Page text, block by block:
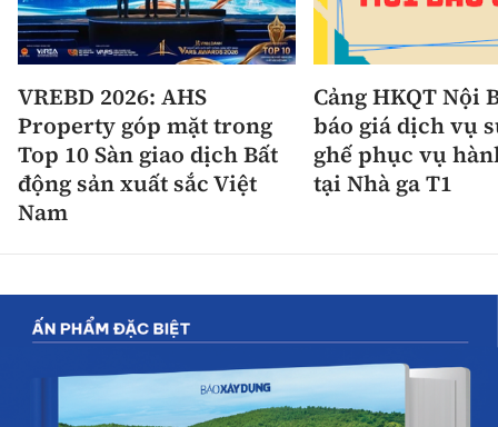
VREBD 2026: AHS
Property góp mặt trong
Top 10 Sàn giao dịch Bất
động sản xuất sắc Việt
Nam
Cảng HKQT Nội
báo giá dịch vụ
ghế phục vụ
tại Nhà ga T1